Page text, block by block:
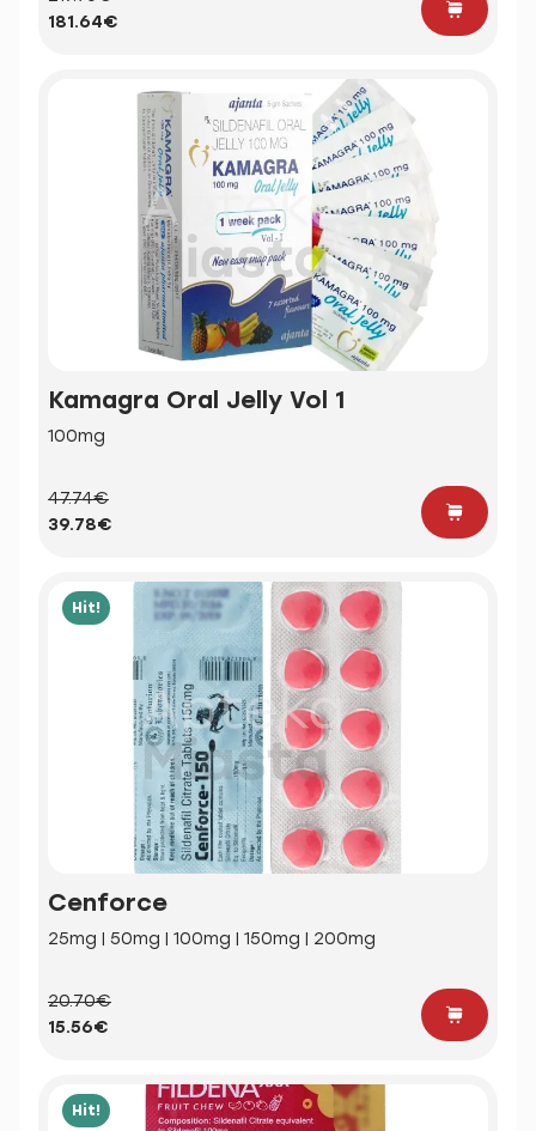
181.64€
Kamagra Oral Jelly Vol 1
100mg
47.74€
39.78€
Hit!
Cenforce
25mg | 50mg | 100mg | 150mg | 200mg
20.70€
15.56€
Hit!